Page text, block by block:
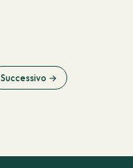
Successivo →